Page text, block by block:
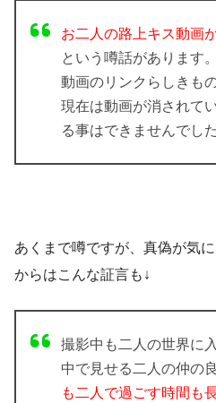
お二人の路上キス動画
という噂話があります。
動画のリンクらしきも
現在は動画が消されて
る事はできませんでした
あくまで噂ですが、真偽が気
からはこんな証言も↓
撮影中も二人の世界に
中で見せる二人の仲の
も二人で過ごす時間も